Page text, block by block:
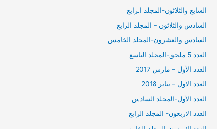
السابع والثلاثون-المجلد الرابع
السادس والثلاثون – المجلد الرابع
السادس والعشرون-المجلد الخامس
العدد 5 ملحق-المجلد التاسع
العدد الأول – مارس 2017
العدد الأول – يناير 2018
العدد الأول-المجلد السادس
العدد الاربعون- المجلد الرابع